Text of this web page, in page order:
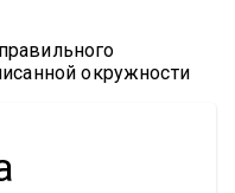
окружности